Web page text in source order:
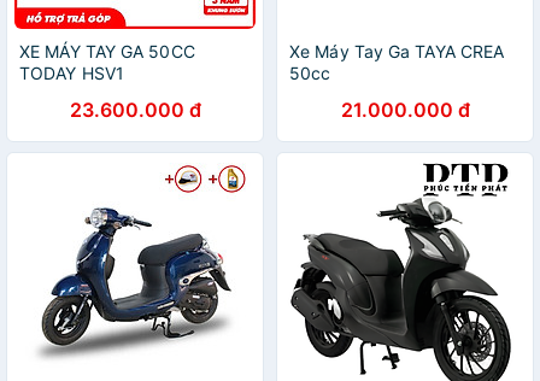
XE MÁY TAY GA 50CC
TODAY HSV1
23.600.000 đ
Xe Máy Tay Ga TAYA CREA
50cc
21.000.000 đ